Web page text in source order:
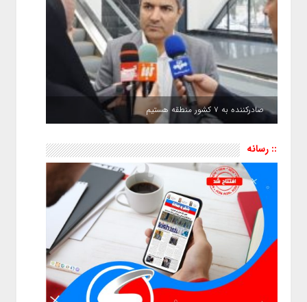
صادرکننده به ۷ کشور منطقه هستیم
:: رسانه